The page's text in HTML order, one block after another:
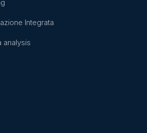
Integrata
analysis